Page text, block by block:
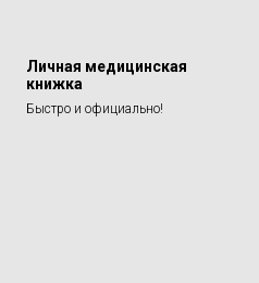
Личная медицинская
книжка
Быстро и официально!